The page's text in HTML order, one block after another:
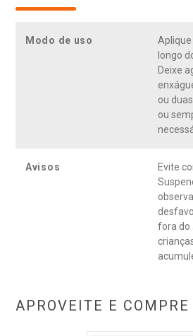
profundamente para deixar os fios
mais forte que madeira, concreto e
com o vento, sem quebrar. O óleo de
ômega 9, tem poder hidratante e pH
conhecida por promover regeneração
a circulação sanguínea. Uma nova
uma sensação de natureza, com um
florestas de bambu. * Queda causada
Modo de uso
longo
Deixe
ou
ou
Avisos
Evite
fora do
APROVEITE E